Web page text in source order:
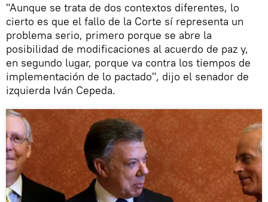
"Aunque se trata de dos contextos diferentes, lo
cierto es que el fallo de la Corte sí representa un
problema serio, primero porque se abre la
posibilidad de modificaciones al acuerdo de paz y,
en segundo lugar, porque va contra los tiempos de
implementación de lo pactado", dijo el senador de
izquierda Iván Cepeda.